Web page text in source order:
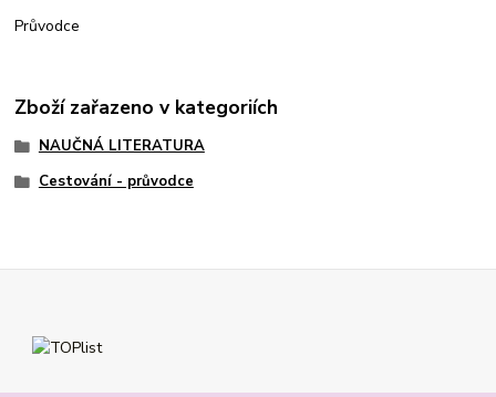
Průvodce
Zboží zařazeno v kategoriích
NAUČNÁ LITERATURA
Cestování - průvodce